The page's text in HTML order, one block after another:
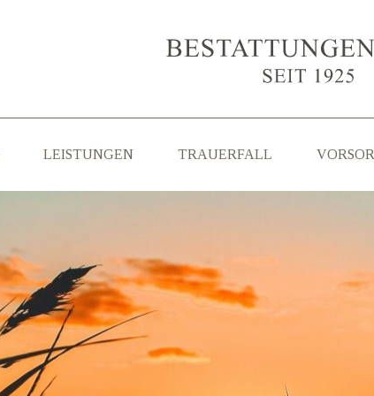
LEISTUNGEN TRAUERFALL